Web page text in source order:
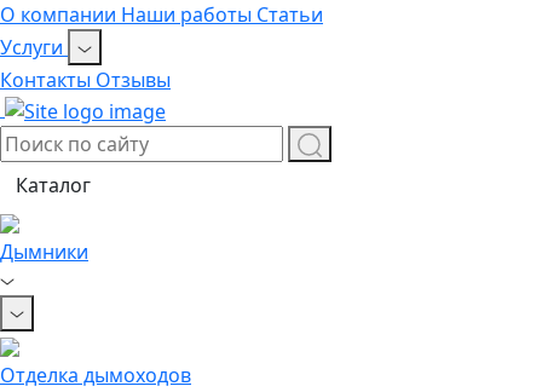
О компании Наши работы Статьи
Услуги
Контакты Отзывы
Каталог
Дымники
Отделка дымоходов